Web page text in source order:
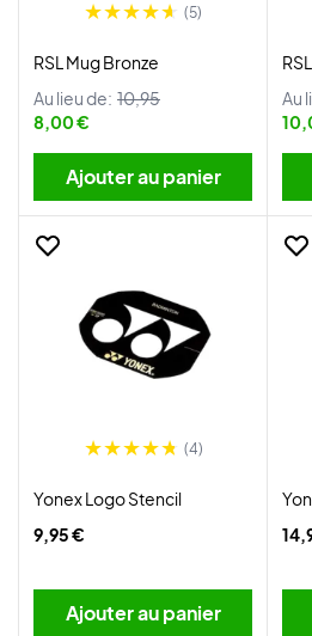
(5)
RSL Mug Bronze
Au lieu de: 10,95
8,00 €
Ajouter au panier
Au
(4)
Yonex Logo Stencil
9,95 €
Ajouter au panier